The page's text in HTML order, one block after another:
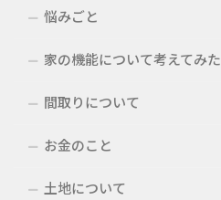
悩みごと
家の機能について考えてみた
間取りについて
お金のこと
土地について